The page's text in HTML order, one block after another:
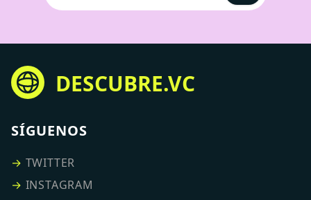
DESCUBRE.VC
SÍGUENOS
→ TWITTER
→ INSTAGRAM